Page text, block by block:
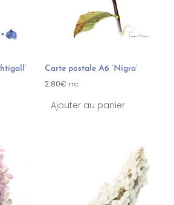
Carte postale A6 ‘Nigra’
2.80€ TTC
Ajouter au panier